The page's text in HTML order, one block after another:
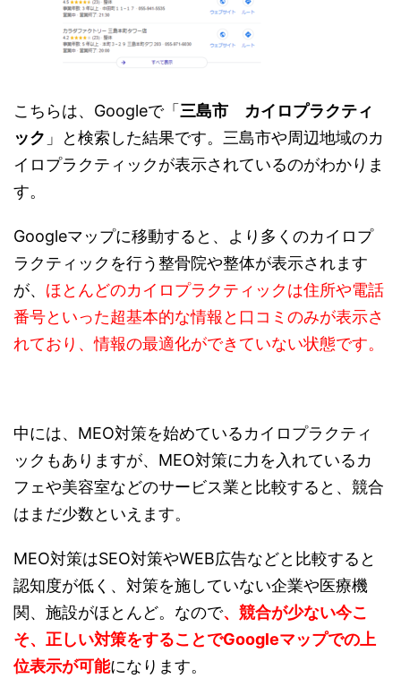
こちらは、Googleで「 三島市 カイロプラクティ
ック 」と検索した結果です。三島市や周辺地域のカ
イロプラクティックが表示されているのがわかりま
す。
Googleマップに移動すると、より多くのカイロプ
ラクティックを行う整骨院や整体が表示されます
が、 ほとんどのカイロプラクティックは住所や電話
番号といった超基本的な情報と口コミのみが表示さ
れており、情報の最適化ができていない状態です。
中には、MEO対策を始めているカイロプラクティ
ックもありますが、MEO対策に力を入れているカ
フェや美容室などのサービス業と比較すると、競合
はまだ少数といえます。
MEO対策はSEO対策やWEB広告などと比較すると
認知度が低く、対策を施していない企業や医療機
関、施設がほとんど。なので、競合が少ない今こ
そ、正しい対策をすることでGoogleマップでの上
位表示が可能になります。